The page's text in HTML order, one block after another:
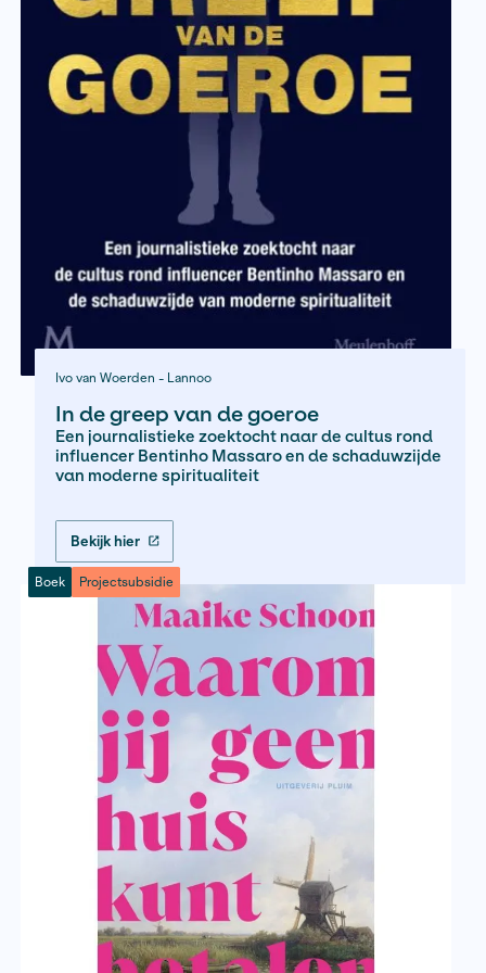
Sanne Thierens deze gebeurtenis aan de
van onder meer ooggetuigenverslagen,
dagboeken en politierapporten.
Leendert van der Valk - Boom
Vergeten plekken, vergeten
Vergeten plekken, vergeten mensen
wereldwijde en vaak genegeerde
van Nederlandse slavernij. Leendert van